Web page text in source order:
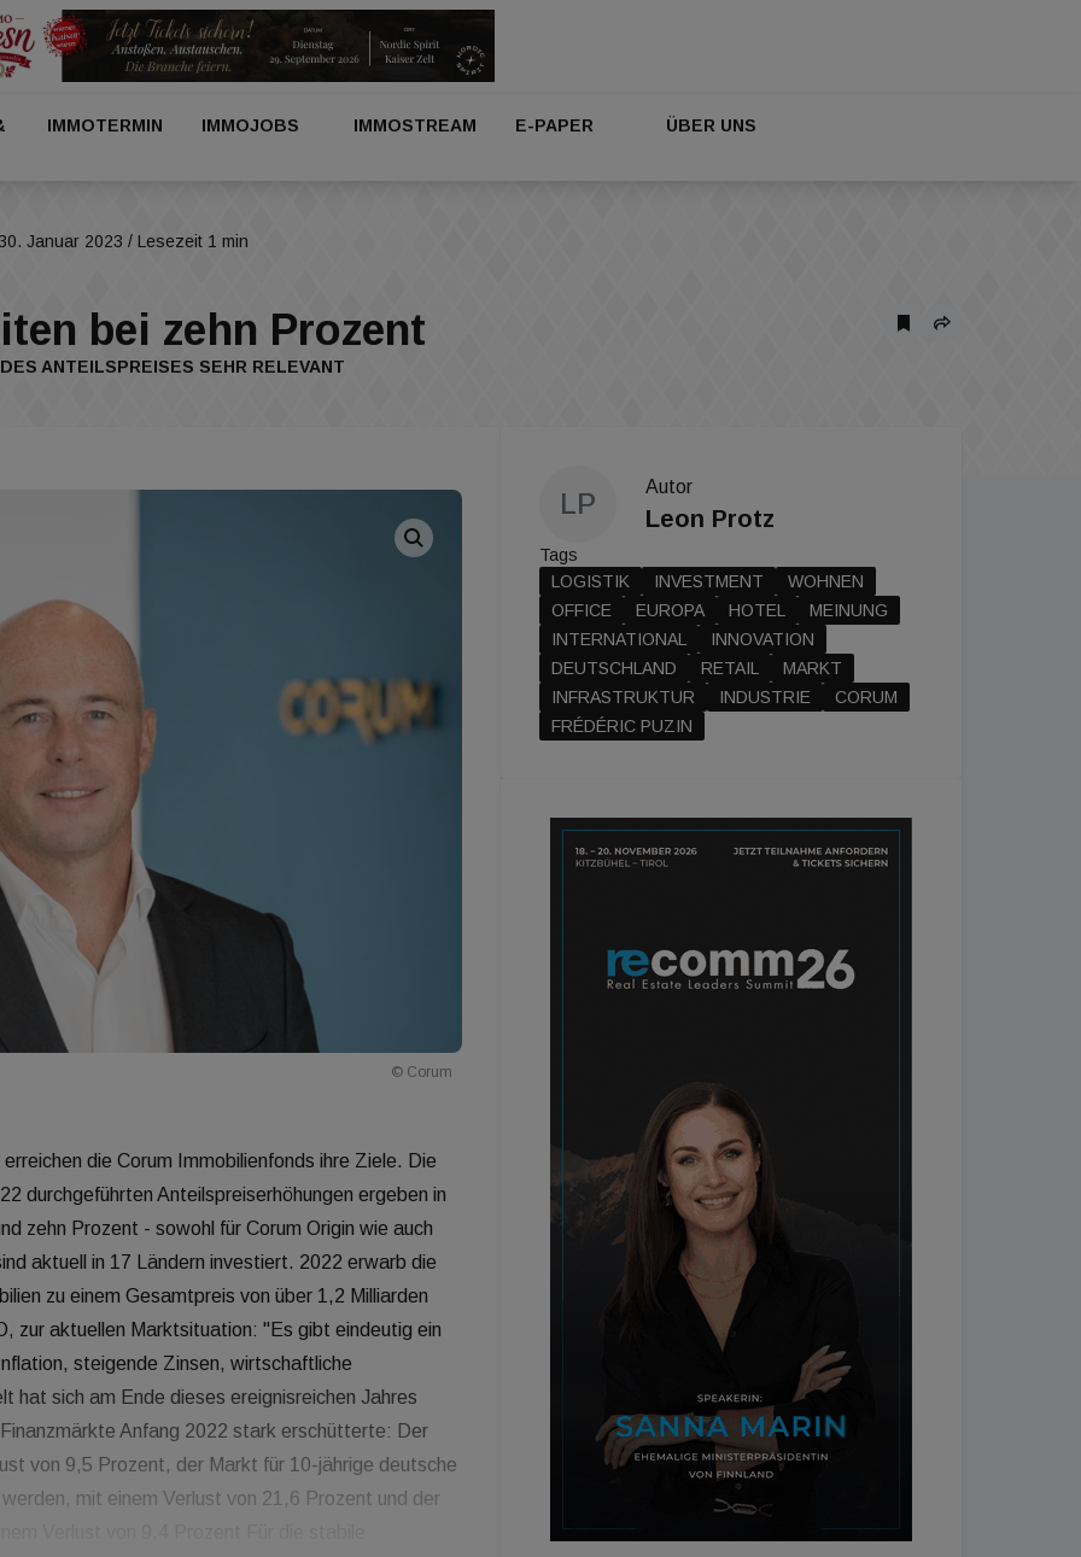
IMMOTERMIN IMMOJOBS IMMOSTREAM E-PAPER ÜBER UNS
Januar 2023 / Lesezeit 1 min
bei zehn Prozent
ANTEILSPREISES SEHR RELEVANT
© Corum
die Corum Immobilienfonds ihre Ziele. Die
durchgeführten Anteilspreiserhöhungen ergeben in
zehn Prozent - sowohl für Corum Origin wie auch
aktuell in 17 Ländern investiert. 2022 erwarb die
zu einem Gesamtpreis von über 1,2 Milliarden
zur aktuellen Marktsituation: "Es gibt eindeutig ein
steigende Zinsen, wirtschaftliche
hat sich am Ende dieses ereignisreichen Jahres
Anfang 2022 stark erschütterte: Der
von 9,5 Prozent, der Markt für 10-jährige deutsche
mit einem Verlust von 21,6 Prozent und der
LP
Autor
Leon Protz
Tags
LOGISTIK
INVESTMENT
WOHNEN
OFFICE
EUROPA HOTEL
MEINUNG
INTERNATIONAL
INNOVATION
DEUTSCHLAND
RETAIL
MARKT
INFRASTRUKTUR
INDUSTRIE
CORUM
FRÉDÉRIC PUZIN